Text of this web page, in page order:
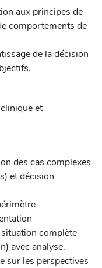
aux principes de
comportements de
de la décision
et
des cas complexes
et décision
complète
avec analyse.
sur les perspectives